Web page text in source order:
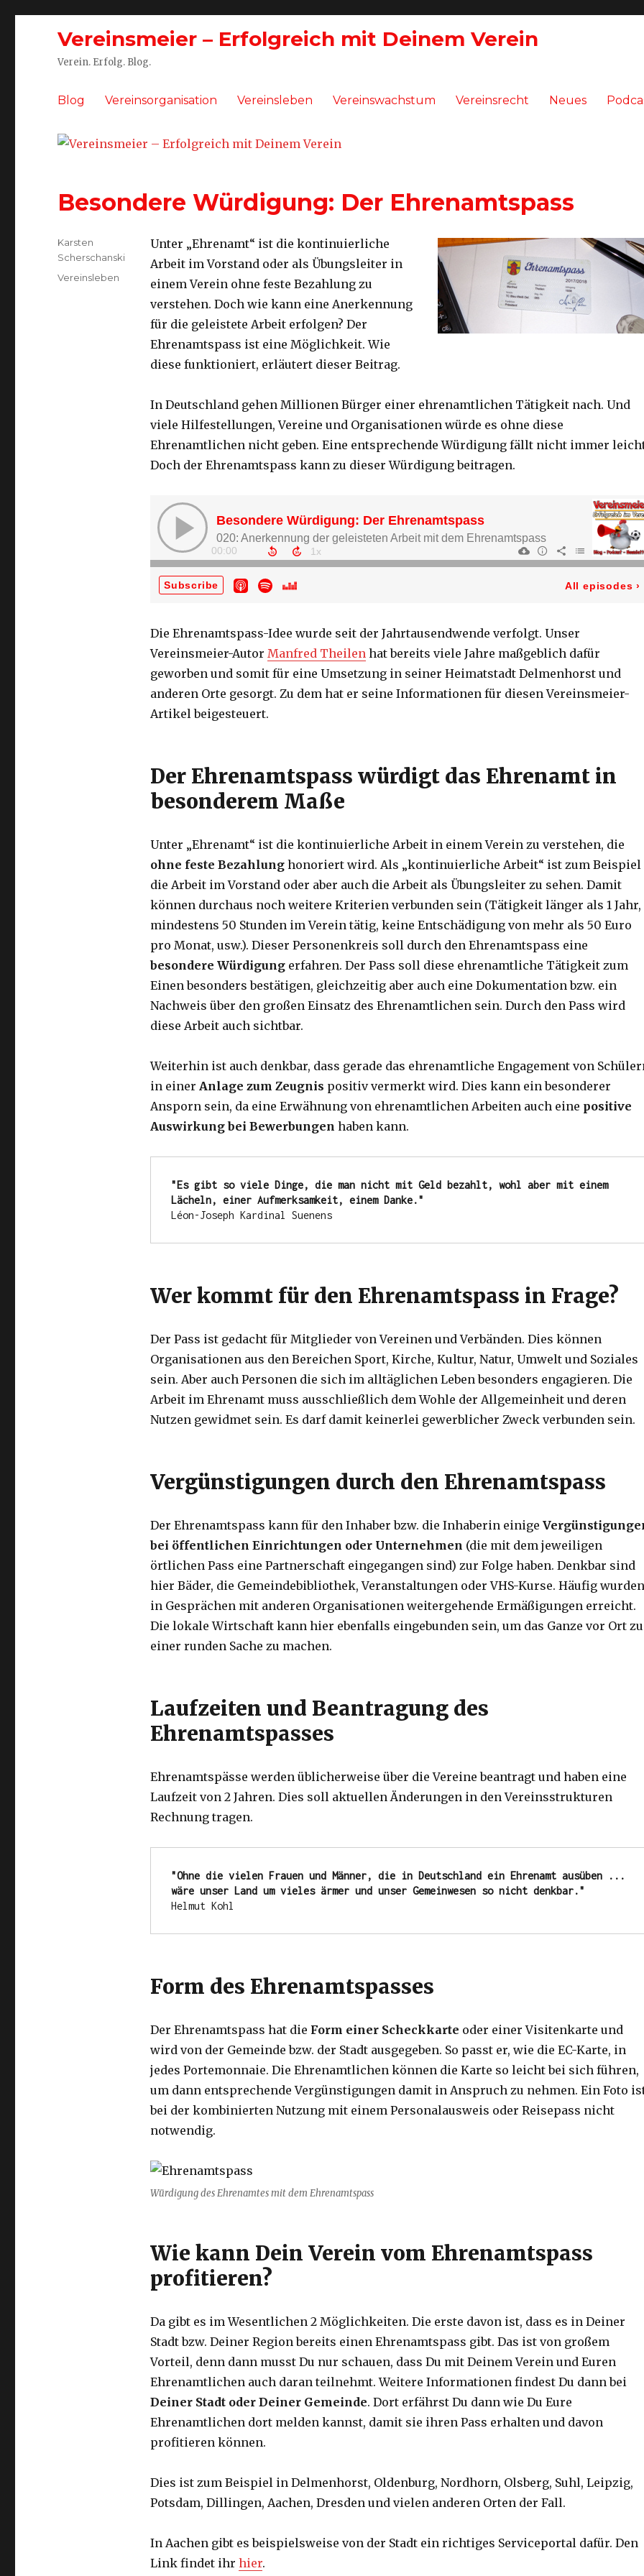
Vereinsmeier – Erfolgreich mit Deinem Verein
Verein. Erfolg. Blog.
Blog Vereinsorganisation Vereinsleben Vereinswachstum Vereinsrecht Neues
Besondere Würdigung: Der Ehrenamtspass
Unter „Ehrenamt“ ist die kontinuierliche
Arbeit im Vorstand oder als Übungsleiter in
einem Verein ohne feste Bezahlung zu
verstehen. Doch wie kann eine Anerkennung
für die geleistete Arbeit erfolgen? Der
Ehrenamtspass ist eine Möglichkeit. Wie
diese funktioniert, erläutert dieser Beitrag.
In Deutschland gehen Millionen Bürger einer ehrenamtlichen Tätigkeit nach. Und
viele Hilfestellungen, Vereine und Organisationen würde es ohne diese
Ehrenamtlichen nicht geben. Eine entsprechende Würdigung fällt nicht immer
Doch der Ehrenamtspass kann zu dieser Würdigung beitragen.
Die Ehrenamtspass-Idee wurde seit der Jahrtausendwende verfolgt. Unser
Vereinsmeier-Autor Manfred Theilen hat bereits viele Jahre maßgeblich dafür
geworben und somit für eine Umsetzung in seiner Heimatstadt Delmenhorst und
anderen Orte gesorgt. Zu dem hat er seine Informationen für diesen Vereinsmeier-
Artikel beigesteuert.
Der Ehrenamtspass würdigt das Ehrenamt in
besonderem Maße
Unter „Ehrenamt“ ist die kontinuierliche Arbeit in einem Verein zu verstehen, die
ohne feste Bezahlung honoriert wird. Als „kontinuierliche Arbeit“ ist zum Beispiel
die Arbeit im Vorstand oder aber auch die Arbeit als Übungsleiter zu sehen. Damit
können durchaus noch weitere Kriterien verbunden sein (Tätigkeit länger als 1 Jahr,
mindestens 50 Stunden im Verein tätig, keine Entschädigung von mehr als 50 Euro
pro Monat, usw.). Dieser Personenkreis soll durch den Ehrenamtspass eine
besondere Würdigung erfahren. Der Pass soll diese ehrenamtliche Tätigkeit zum
Einen besonders bestätigen, gleichzeitig aber auch eine Dokumentation bzw. ein
Nachweis über den großen Einsatz des Ehrenamtlichen sein. Durch den Pass wird
diese Arbeit auch sichtbar.
Weiterhin ist auch denkbar, dass gerade das ehrenamtliche Engagement von
in einer Anlage zum Zeugnis positiv vermerkt wird. Dies kann ein besonderer
Ansporn sein, da eine Erwähnung von ehrenamtlichen Arbeiten auch eine positive
Auswirkung bei Bewerbungen haben kann.
"Es gibt so viele Dinge, die man nicht mit Geld bezahlt, wohl aber mit einem
Lächeln, einer Aufmerksamkeit, einem Danke."
Léon-Joseph Kardinal Suenens
Wer kommt für den Ehrenamtspass in Frage?
Der Pass ist gedacht für Mitglieder von Vereinen und Verbänden. Dies können
Organisationen aus den Bereichen Sport, Kirche, Kultur, Natur, Umwelt und Soziales
sein. Aber auch Personen die sich im alltäglichen Leben besonders engagieren. Die
Arbeit im Ehrenamt muss ausschließlich dem Wohle der Allgemeinheit und deren
Nutzen gewidmet sein. Es darf damit keinerlei gewerblicher Zweck verbunden sein.
Vergünstigungen durch den Ehrenamtspass
Der Ehrenamtspass kann für den Inhaber bzw. die Inhaberin einige
bei öffentlichen Einrichtungen oder Unternehmen (die mit dem jeweiligen
örtlichen Pass eine Partnerschaft eingegangen sind) zur Folge haben. Denkbar sind
hier Bäder, die Gemeindebibliothek, Veranstaltungen oder VHS-Kurse. Häufig
in Gesprächen mit anderen Organisationen weitergehende Ermäßigungen erreicht.
Die lokale Wirtschaft kann hier ebenfalls eingebunden sein, um das Ganze vor Ort zu
einer runden Sache zu machen.
Laufzeiten und Beantragung des
Ehrenamtspasses
Ehrenamtspässe werden üblicherweise über die Vereine beantragt und haben eine
Laufzeit von 2 Jahren. Dies soll aktuellen Änderungen in den Vereinsstrukturen
Rechnung tragen.
"Ohne die vielen Frauen und Männer, die in Deutschland ein Ehrenamt ausüben ...
wäre unser Land um vieles ärmer und unser Gemeinwesen so nicht denkbar."
Helmut Kohl
Form des Ehrenamtspasses
Der Ehrenamtspass hat die Form einer Scheckkarte oder einer Visitenkarte und
wird von der Gemeinde bzw. der Stadt ausgegeben. So passt er, wie die EC-Karte, in
jedes Portemonnaie. Die Ehrenamtlichen können die Karte so leicht bei sich führen,
um dann entsprechende Vergünstigungen damit in Anspruch zu nehmen. Ein Foto
bei der kombinierten Nutzung mit einem Personalausweis oder Reisepass nicht
notwendig.
Würdigung des Ehrenamtes mit dem Ehrenamtspass
Wie kann Dein Verein vom Ehrenamtspass
profitieren?
Da gibt es im Wesentlichen 2 Möglichkeiten. Die erste davon ist, dass es in Deiner
Stadt bzw. Deiner Region bereits einen Ehrenamtspass gibt. Das ist von großem
Vorteil, denn dann musst Du nur schauen, dass Du mit Deinem Verein und Euren
Ehrenamtlichen auch daran teilnehmt. Weitere Informationen findest Du dann bei
Deiner Stadt oder Deiner Gemeinde. Dort erfährst Du dann wie Du Eure
Ehrenamtlichen dort melden kannst, damit sie ihren Pass erhalten und davon
profitieren können.
Dies ist zum Beispiel in Delmenhorst, Oldenburg, Nordhorn, Olsberg, Suhl, Leipzig,
Potsdam, Dillingen, Aachen, Dresden und vielen anderen Orten der Fall.
In Aachen gibt es beispielsweise von der Stadt ein richtiges Serviceportal dafür. Den
Link findet ihrhier.
Autor
Karsten
Scherschanski
Kategorien
Vereinsleben